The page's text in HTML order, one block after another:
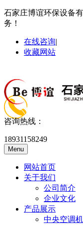
石家庄博谊环保设备
务！
在线咨询|
收藏网站
咨询热线：
18931158249
Menu
网站首页
关于我们
公司简介
企业文化
产品展示
中央空调